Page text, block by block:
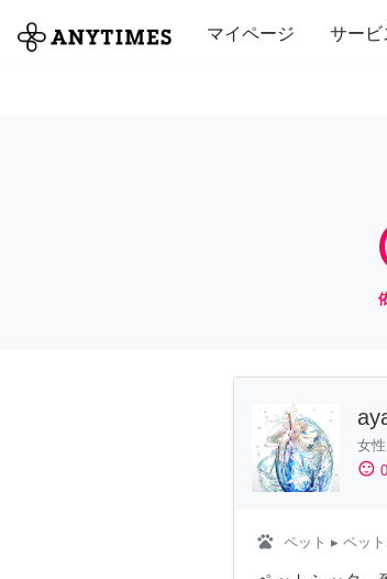
マイページ サービ
全て 修理・組立 家事
女性
sentiment_satisfied 0
pets ペット ▸ ペッ